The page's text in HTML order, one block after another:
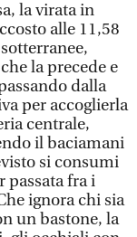
la virata in
alle 11,58
la precede e
dalla
per accoglierla
centrale,
il baciamani
si consumi
passata fra i
ignora chi sia
un bastone, la